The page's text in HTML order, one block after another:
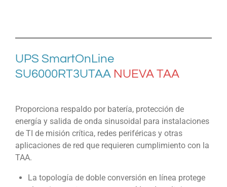
UPS SmartOnLine
SU6000RT3UTAA NUEVA TAA
Proporciona respaldo por batería, protección de
energía y salida de onda sinusoidal para instalaciones
de TI de misión crítica, redes periféricas y otras
aplicaciones de red que requieren cumplimiento con la
TAA.
La topología de doble conversión en línea protege